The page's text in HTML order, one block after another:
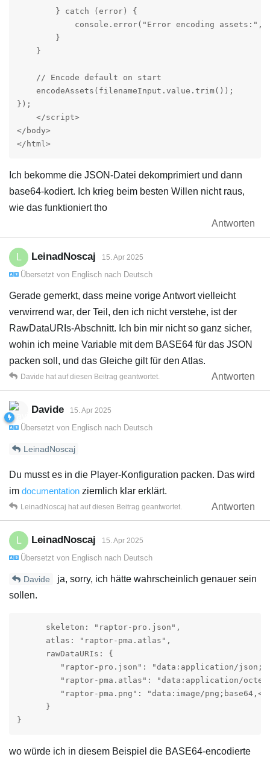
        } catch (error) {
console.error("Error encoding assets:",
        }
    }
    // Encode default on start
    encodeAssets(filenameInput.value.trim());
});
    </script>
</body>
</html>
Ich bekomme die JSON-Datei dekomprimiert und dann
base64-kodiert. Ich krieg beim besten Willen nicht raus,
wie das funktioniert tho
Antworten
LeinadNoscaj 15. Apr 2025
Übersetzt von Englisch nach Deutsch
Gerade gemerkt, dass meine vorige Antwort vielleicht
verwirrend war, der Teil, den ich nicht verstehe, ist der
RawDataURIs-Abschnitt. Ich bin mir nicht so ganz sicher,
wohin ich meine Variable mit dem BASE64 für das JSON
packen soll, und das Gleiche gilt für den Atlas.
Antworten
Davide hat auf diesen Beitrag geantwortet.
Davide 15. Apr 2025
Übersetzt von Englisch nach Deutsch
LeinadNoscaj
Du musst es in die Player-Konfiguration packen. Das wird
im documentation ziemlich klar erklärt.
Antworten
LeinadNoscaj hat auf diesen Beitrag geantwortet.
LeinadNoscaj 15. Apr 2025
Übersetzt von Englisch nach Deutsch
Davide
ja, sorry, ich hätte wahrscheinlich genauer sein
sollen.
      skeleton: "raptor-pro.json",
      atlas: "raptor-pma.atlas",
      rawDataURIs: {
"raptor-pro.json": "data:application/
"raptor-pma.atlas": "data:application/
"raptor-pma.png": "data:image/
      }
}
wo würde ich in diesem Beispiel die BASE64-encodierte